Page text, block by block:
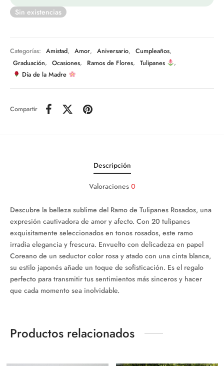
Sin existencias
Categorías: Amistad, Amor, Aniversario, Cumpleaños,
Graduación, Ocasiones, Ramos de Flores, Tulipanes
,
Día de la Madre
Compartir
Descripción
Valoraciones 0
Descubre la belleza sublime del Ramo de Tulipanes Rosados, una
expresión cautivadora de amor y afecto. Con 20 tulipanes
exquisitamente seleccionados en tonos rosados, este ramo
irradia elegancia y frescura. Envuelto con delicadeza en papel
Coreano de un seductor color rosa y atado con una cinta blanca,
su estilo japonés añade un toque de sofisticación. Es el regalo
perfecto para transmitir tus sentimientos más sinceros y hacer
que cada momento sea inolvidable.
Productos relacionados